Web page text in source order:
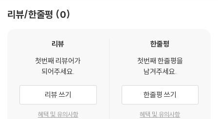
제 수록
1) 2024년 소방공무원 시험을 포함한 최근 20개년(2005년~2024년)
여 단원별로 수록하였습니다.
2) 현재의 출제방향을 가장 확실하게 제공하고 있는 최근 7개년의 기출문
제는 중복된 내용일지라도 가급적 원문 그대로 수록하였습니다.
3) 각 장별로 출제빈도가 높은 기출문제의 유형을 분석하여 예상되는 변
형문제를 수록하였습니다.
리뷰/한줄평 0
리뷰
첫번째 리뷰어가
되어주세요.
리뷰 쓰기
혜택 및 유의사항
한줄평
첫번째 한줄평을
남겨주세요.
한줄평 쓰기
혜택 및 유의사항